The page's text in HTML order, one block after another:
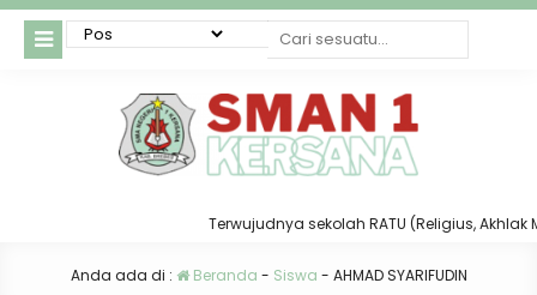
Terwujudnya sekolah RATU (Religius, Akhlak
Anda ada di : Beranda - Siswa - AHMAD SYARIFUDIN